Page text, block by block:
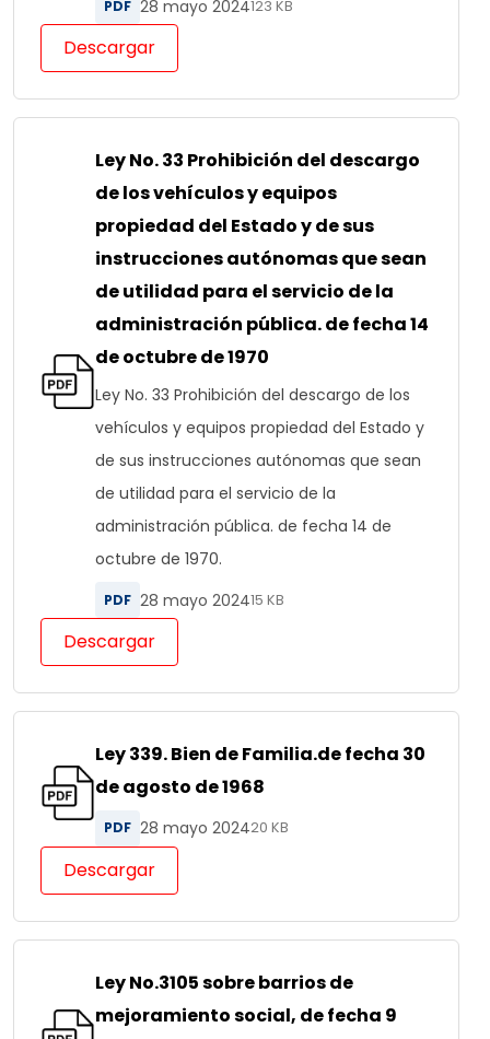
PDF 28 mayo 2024123 KB
Descargar
Ley No. 33 Prohibición del descargo
de los vehículos y equipos
propiedad del Estado y de sus
instrucciones autónomas que sean
de utilidad para el servicio de la
administración pública. de fecha 14
de octubre de 1970
Ley No. 33 Prohibición del descargo de los
vehículos y equipos propiedad del Estado y
de sus instrucciones autónomas que sean
de utilidad para el servicio de la
administración pública. de fecha 14 de
octubre de 1970.
PDF 28 mayo 202415 KB
Descargar
Ley 339. Bien de Familia.de fecha 30
de agosto de 1968
PDF 28 mayo 202420 KB
Descargar
Ley No.3105 sobre barrios de
mejoramiento social, de fecha 9